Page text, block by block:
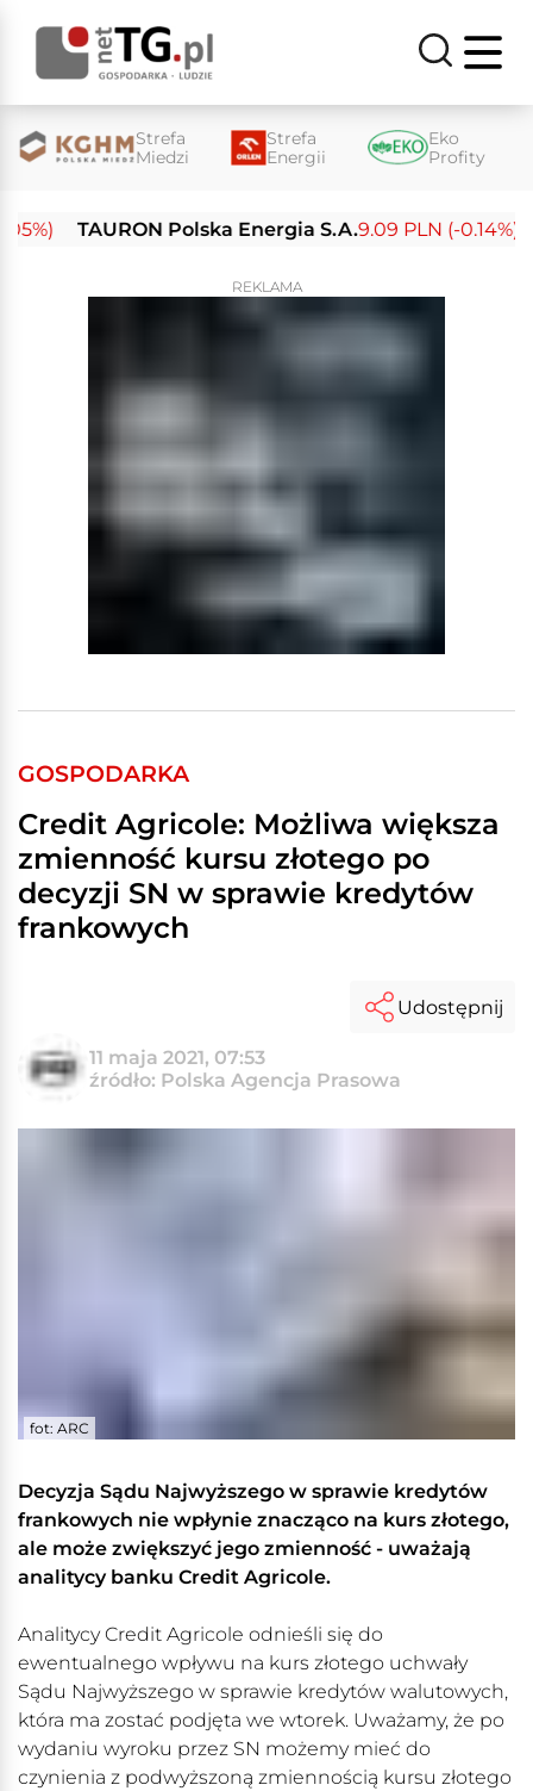
Strefa
Miedzi
Strefa
Energii
Eko
Profity
TAURON Polska Energia S.A.9.09 PLN (-0.14%)
REKLAMA
GOSPODARKA
Credit Agricole: Możliwa większa
zmienność kursu złotego po
decyzji SN w sprawie kredytów
frankowych
11 maja 2021, 07:53
źródło: Polska Agencja Prasowa
Udostępnij
fot: ARC
Decyzja Sądu Najwyższego w sprawie kredytów
frankowych nie wpłynie znacząco na kurs złotego,
ale może zwiększyć jego zmienność - uważają
analitycy banku Credit Agricole.
Analitycy Credit Agricole odnieśli się do
ewentualnego wpływu na kurs złotego uchwały
Sądu Najwyższego w sprawie kredytów walutowych,
która ma zostać podjęta we wtorek. Uważamy, że po
wydaniu wyroku przez SN możemy mieć do
czynienia z podwyższoną zmiennością kursu złotego